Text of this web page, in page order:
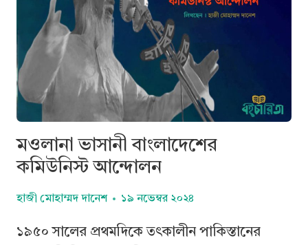
মওলানা ভাসানী বাংলাদেশের
কমিউনিস্ট আন্দোলন
হাজী মোহাম্মদ দানেশ ১৯ নভেম্বর ২০২৪
১৯৫০ সালের প্রথমদিকে তৎকালীন পাকিস্তানের